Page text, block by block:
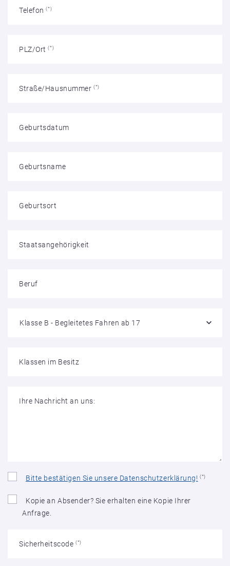
Telefon(*)
PLZ/Ort(*)
Straße/Hausnummer(*)
Geburtsdatum
Geburtsname
Geburtsort
Staatsangehörigkeit
Beruf
Klasse B - Begleitetes Fahren ab 17
Klassen im Besitz
Ihre Nachricht an uns:
Bitte bestätigen Sie unsere Datenschutzerklärung! (*)
Kopie an Absender? Sie erhalten eine Kopie Ihrer
Anfrage.
Sicherheitscode (*)